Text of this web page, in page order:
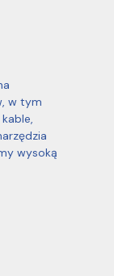
w tym
wysoką